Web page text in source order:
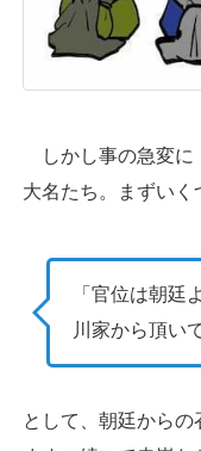
しかし事の急変に
大名たち。まずいく
「官位は朝廷
川家から頂い
として、朝廷から